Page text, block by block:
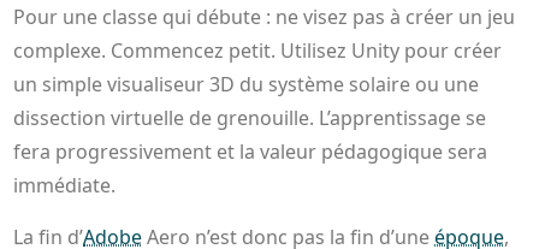
Pour une classe qui débute : ne visez pas à créer un jeu
complexe. Commencez petit. Utilisez Unity pour créer
un simple visualiseur 3D du système solaire ou une
dissection virtuelle de grenouille. L’apprentissage se
fera progressivement et la valeur pédagogique sera
immédiate.
La fin d’AdobeAero n’est donc pas la fin d’uneépoque,